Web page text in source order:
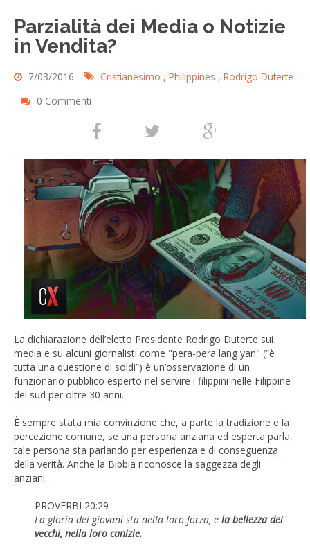
Parzialità dei Media o Notizie
in Vendita?
7/03/2016 Cristianesimo , Philippines , Rodrigo Duterte
0 Commenti
La dichiarazione dell’eletto Presidente Rodrigo Duterte sui
media e su alcuni giornalisti come "pera-pera lang yan" (“è
tutta una questione di soldi”) è un’osservazione di un
funzionario pubblico esperto nel servire i filippini nelle Filippine
del sud per oltre 30 anni.
È sempre stata mia convinzione che, a parte la tradizione e la
percezione comune, se una persona anziana ed esperta parla,
tale persona sta parlando per esperienza e di conseguenza
della verità. Anche la Bibbia riconosce la saggezza degli
anziani.
PROVERBI 20:29
La gloria dei giovani sta nella loro forza, e la bellezza dei
vecchi, nella loro canizie.